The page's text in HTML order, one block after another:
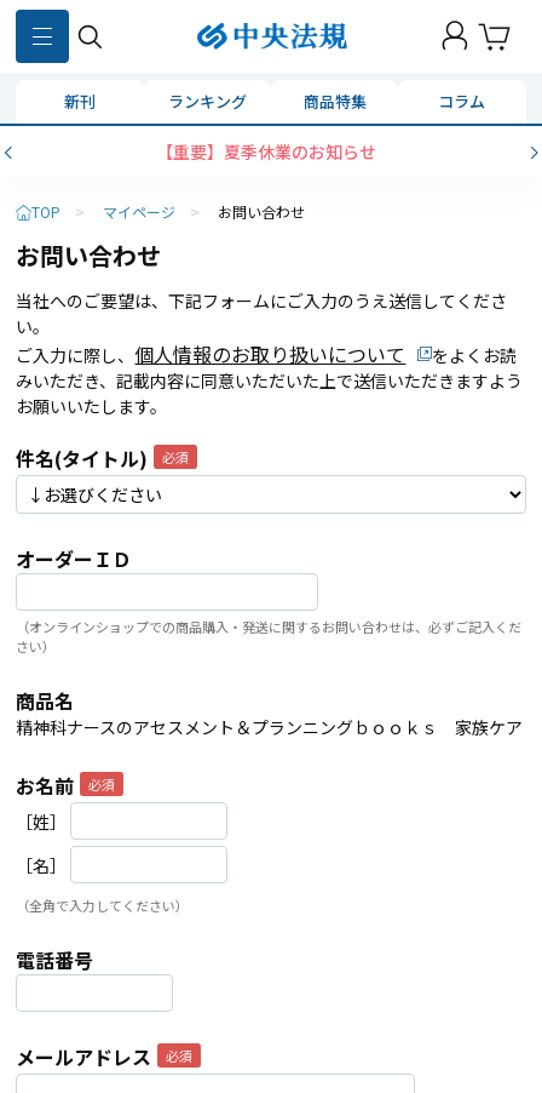
新刊 ランキング 商品特集 コラム
【重要】夏季休業のお知らせ
TOP > マイページ > お問い合わせ
お問い合わせ
当社へのご要望は、下記フォームにご入力のうえ送信してくださ
い。
ご入力に際し、 個人情報のお取り扱いについて
をよくお読
みいただき、記載内容に同意いただいた上で送信いただきますよう
お願いいたします。
件名(タイトル)
オーダーＩＤ
（オンラインショップでの商品購入・発送に関するお問い合わせは、必ずご記入くだ
さい）
商品名
精神科ナースのアセスメント＆プランニングｂｏｏｋｓ 家族ケア
お名前
［姓］
［名］
（全角で入力してください）
電話番号
メールアドレス